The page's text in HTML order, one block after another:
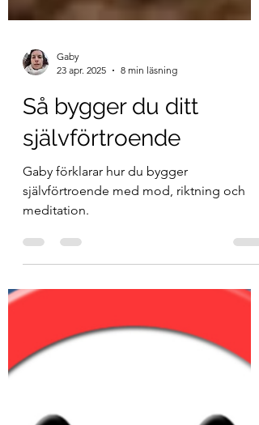
Gaby
23 apr. 2025
8 min läsning
Så bygger du ditt
självförtroende
Gaby förklarar hur du bygger
meditation.